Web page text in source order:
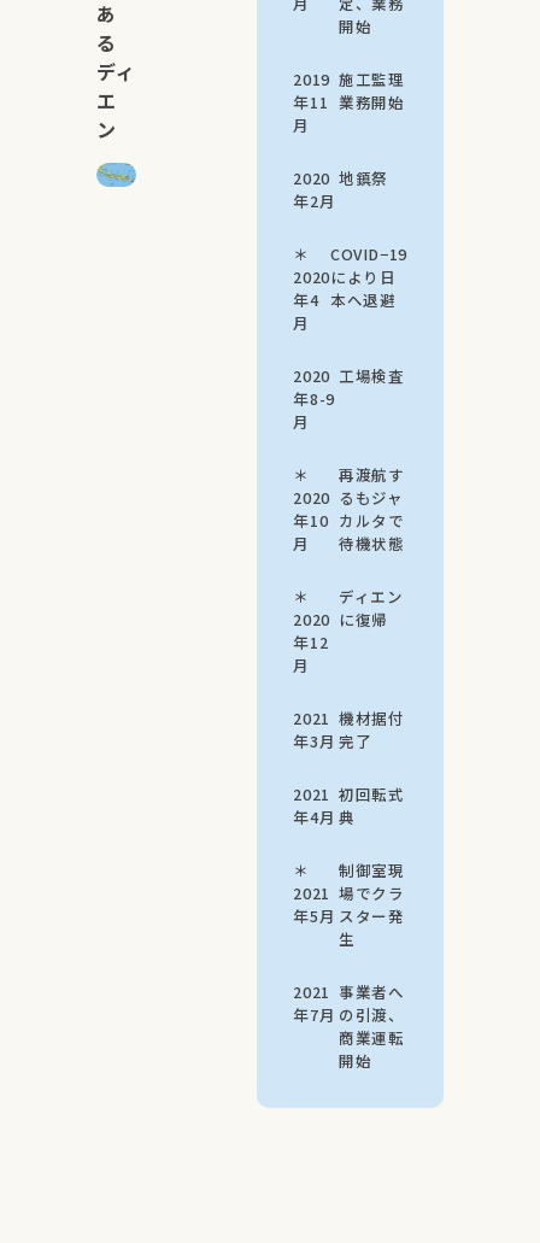
あ
る
ディ
エ
ン
開始
2019
年11
月
施工監理
業務開始
2020
年2月
地鎮祭
＊
2020
年4
月
COVID−19
により日
本へ退避
2020
年8-9
月
工場検査
＊
2020
年10
月
再渡航す
るもジャ
カルタで
待機状態
＊
2020
年12
月
ディエン
に復帰
2021
年3月
機材据付
完了
2021
年4月
初回転式
典
＊
2021
年5月
制御室現
場でクラ
スター発
生
2021
年7月
事業者へ
の引渡、
商業運転
開始